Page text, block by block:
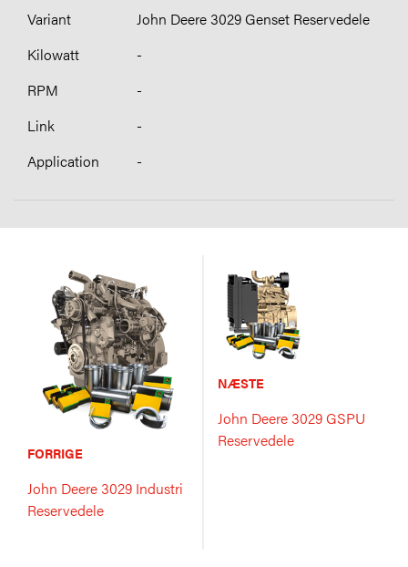
John Deere 3029 Genset Reservedele
-
-
-
-
FORRIGE
John Deere 3029 Industri
Reservedele
NÆSTE
John Deere 3029 GSPU
Reservedele